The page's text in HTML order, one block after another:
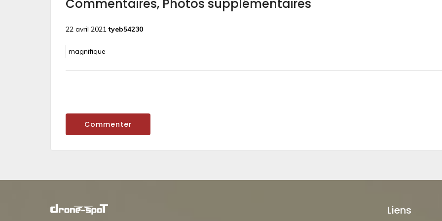
Commentaires, Photos supplémentaires
22 avril 2021tyeb54230
magnifique
Commenter
Liens